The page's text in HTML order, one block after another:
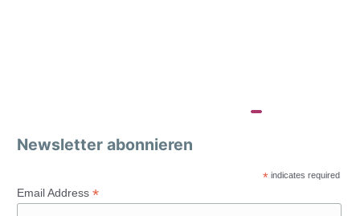
Newsletter abonnieren
* indicates required
Email Address *